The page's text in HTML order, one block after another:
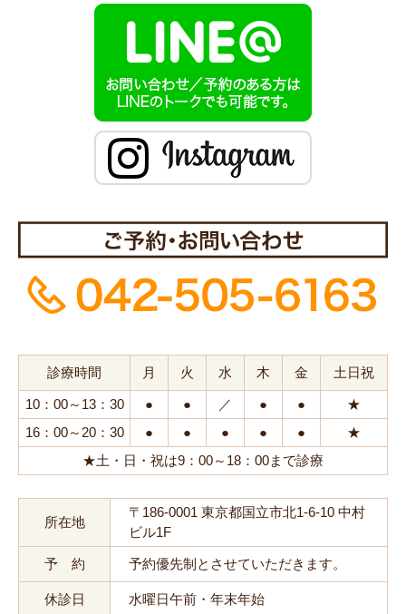
診療時間 月 火 水 木 金 土日祝
10：00～13：30 ● ● ／ ● ●
★
16：00～20：30
● ● ● ● ●
★
★土・日・祝は9：00～18：00まで診療
所在地
〒186-0001 東京都国立市北1-6-10 中村
ビル1F
予 約 予約優先制とさせていただきます。
休診日 水曜日午前・年末年始